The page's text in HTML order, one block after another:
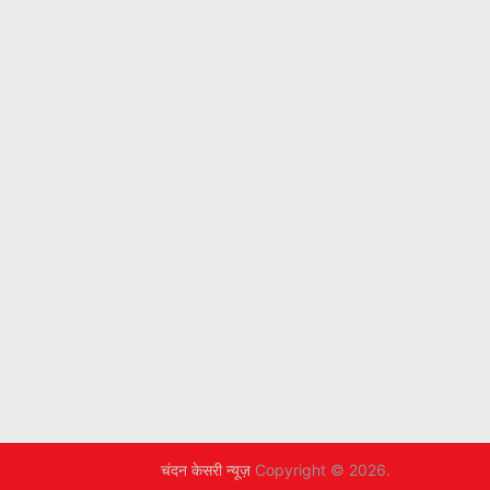
चंदन केसरी न्यूज़ Copyright © 2026.